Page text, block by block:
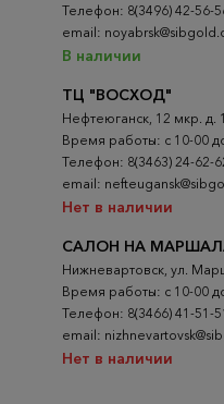
Телефон: 8(3496) 42-56-
email:
В наличии
ТЦ "ВОСХОД"
Нефтеюганск, 12 мкр. д. 1
Время работы: с 10-00
Телефон: 8(3463) 24-62-
email:
Нет в наличии
САЛОН НА
Нижневартовск, ул.
Время работы: с 10-00
Телефон: 8(3466) 41-51-
email:
Нет в наличии